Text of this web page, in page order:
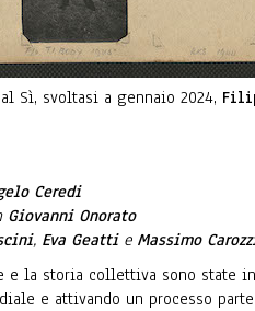
Sì, svoltasi a gennaio 2024,
Ceredi
Giovanni Onorato
, Eva Geattie Massimo
e la storia collettiva sono state
e attivando un processo